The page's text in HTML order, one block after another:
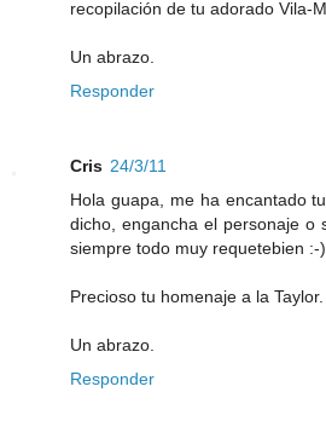
recopilación de tu adorado Vila-
Un abrazo.
Responder
Cris 24/3/11
Hola guapa, me ha encantado
dicho, engancha el personaje o
siempre todo muy requetebien
Precioso tu homenaje a la Taylor.
Un abrazo.
Responder